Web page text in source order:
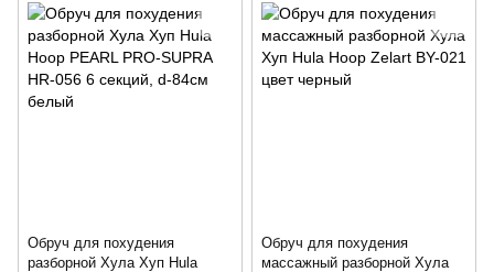
Обруч для похудения
разборной Хула Хуп Hula
Обруч для похудения
массажный разборной Хула